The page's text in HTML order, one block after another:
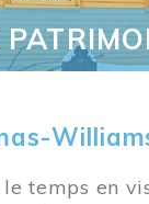
le temps en